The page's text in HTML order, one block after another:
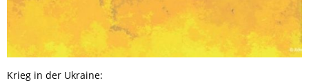
Krieg in der Ukraine: